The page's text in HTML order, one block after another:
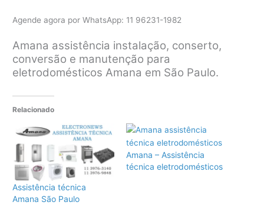
Agende agora por WhatsApp: 11 96231-1982
Amana assistência instalação, conserto,
conversão e manutenção para
eletrodomésticos Amana em São Paulo.
Relacionado
Assistência técnica
Amana São Paulo
Amana – Assistência
técnica eletrodomésticos